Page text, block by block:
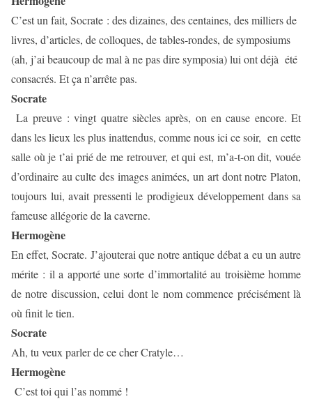
C’est un fait, Socrate : des dizaines, des centaines, des milliers de
livres, d’articles, de colloques, de tables-rondes, de symposiums
(ah, j’ai beaucoup de mal à ne pas dire symposia) lui ont déjà été
consacrés. Et ça n’arrête pas.
Socrate
La preuve : vingt quatre siècles après, on en cause encore. Et
dans les lieux les plus inattendus, comme nous ici ce soir, en cette
salle où je t’ai prié de me retrouver, et qui est, m’a-t-on dit, vouée
d’ordinaire au culte des images animées, un art dont notre Platon,
toujours lui, avait pressenti le prodigieux développement dans sa
fameuse allégorie de la caverne.
Hermogène
En effet, Socrate. J’ajouterai que notre antique débat a eu un autre
mérite : il a apporté une sorte d’immortalité au troisième homme
de notre discussion, celui dont le nom commence précisément là
où finit le tien.
Socrate
Ah, tu veux parler de ce cher Cratyle…
Hermogène
C’est toi qui l’as nommé !